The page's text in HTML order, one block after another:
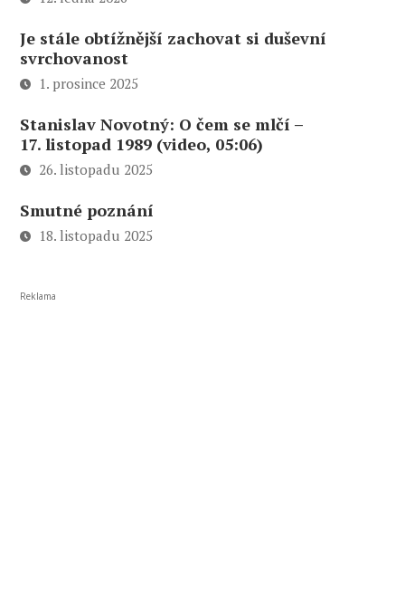
Je stále obtížnější zachovat si duševní
svrchovanost
1. prosince 2025
Stanislav Novotný: O čem se mlčí –
17. listopad 1989 (video, 05:06)
26. listopadu 2025
Smutné poznání
18. listopadu 2025
Reklama